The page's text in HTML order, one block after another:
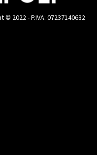
2022 - P.IVA: 07237140632